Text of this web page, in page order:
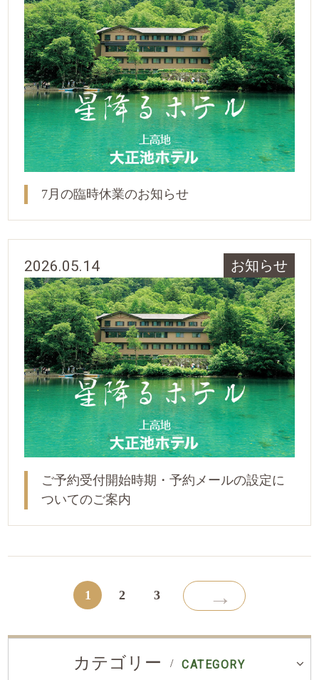
7月の臨時休業のお知らせ
2026.05.14 お知らせ
ご予約受付開始時期・予約メールの設定に
ついてのご案内
1 2 3 →
カテゴリー CATEGORY